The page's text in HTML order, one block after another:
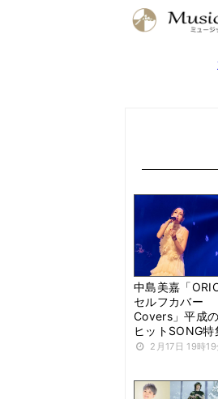
中島美嘉「
セルフカバー
Covers」平成
ヒットSONG特
2月17日 19時19